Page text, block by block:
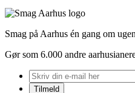
Smag på Aarhus én gang om ugen
Gør som 6.000 andre